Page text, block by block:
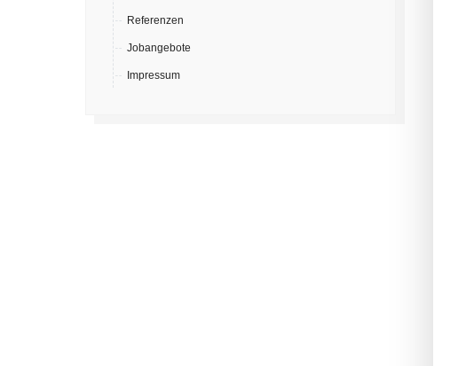
Referenzen
Jobangebote
Impressum